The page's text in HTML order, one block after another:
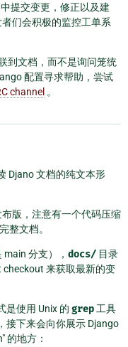
中提交变更，修正以及建
们会积极的监控工单系
到文档，而不是询问笼统
配置寻求帮助，尝试
channel 。
Djano 文档的纯文本形
版，注意有一个代码压缩
整文档。
分支）， docs/ 目录
来获取最新的变
是使用 Unix 的 grep 工具
接下来会向你展示 Django
的地方：